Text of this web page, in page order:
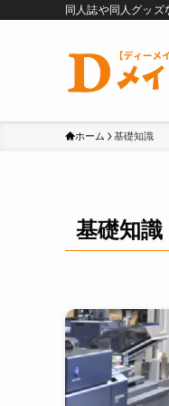
同人誌や同人グッズ
ホーム 基礎知識
基礎知識